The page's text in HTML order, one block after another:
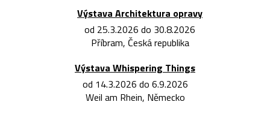
Výstava Architektura opravy
od 25.3.2026 do 30.8.2026
Příbram, Česká republika
Výstava Whispering Things
od 14.3.2026 do 6.9.2026
Weil am Rhein, Německo